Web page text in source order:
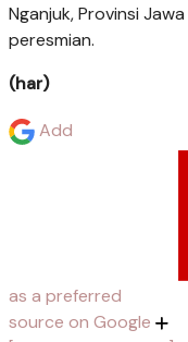
Nganjuk, Provinsi
peresmian.
(har)
Add
as a preferred
source on Google